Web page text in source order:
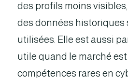
des profils moins
des données historiques
utilisées. Elle est aussi
utile quand le marché
compétences rares en